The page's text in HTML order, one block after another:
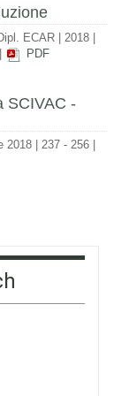
ECAR 2018
PDF
SCIVAC -
2018 237 - 256